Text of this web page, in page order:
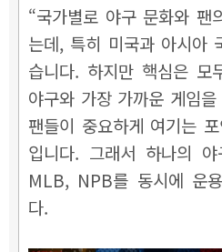
“국가별로 야구 문화와
는데, 특히 미국과 아시아
습니다. 하지만 핵심은 모
야구와 가장 가까운 게임
팬들이 중요하게 여기는
입니다. 그래서 하나의
MLB, NPB를 동시에 운
다.